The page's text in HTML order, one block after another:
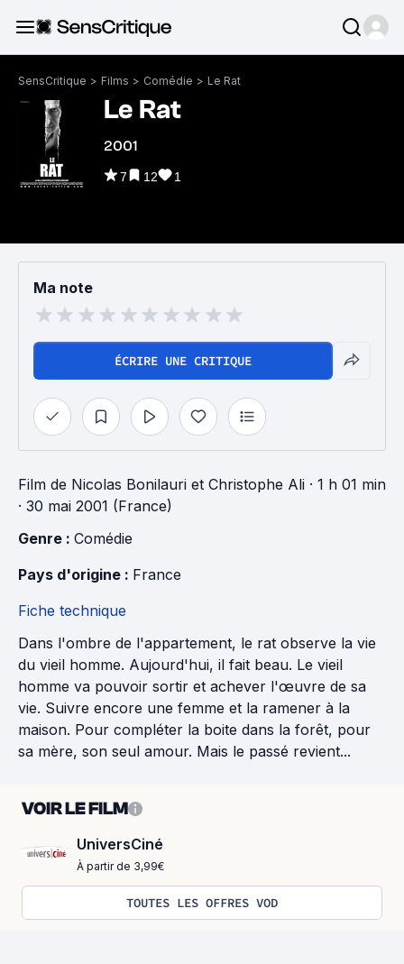
SensCritique > Films > Comédie > Le Rat
Le Rat
2001
7 12 1
Ma note
ÉCRIRE UNE CRITIQUE
Film de Nicolas Bonilauri et Christophe Ali · 1 h 01 min
· 30 mai 2001 (France)
Genre : Comédie
Pays d'origine : France
Fiche technique
Dans l'ombre de l'appartement, le rat observe la vie
du vieil homme. Aujourd'hui, il fait beau. Le vieil
homme va pouvoir sortir et achever l'œuvre de sa
vie. Suivre encore une femme et la ramener à la
maison. Pour compléter la boite dans la forêt, pour
sa mère, son seul amour. Mais le passé revient...
VOIR LE FILM
UniversCiné
À partir de 3,99€
TOUTES LES OFFRES VOD